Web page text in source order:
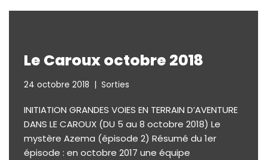
Le Caroux octobre 2018
24 octobre 2018 Sorties
INITIATION GRANDES VOIES EN TERRAIN D’AVENTURE
DANS LE CAROUX (DU 5 au 8 octobre 2018) Le
mystère Azema (épisode 2) Résumé du 1er
épisode : en octobre 2017 une équipe